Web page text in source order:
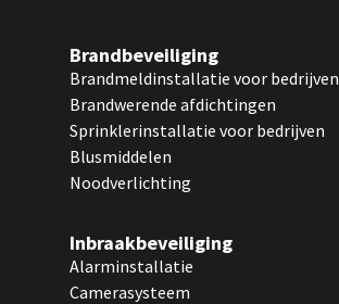
Brandbeveiliging
Brandmeldinstallatie voor bedrijven
Brandwerende afdichtingen
Sprinklerinstallatie voor bedrijven
Blusmiddelen
Noodverlichting
Inbraakbeveiliging
Alarminstallatie
Camerasysteem